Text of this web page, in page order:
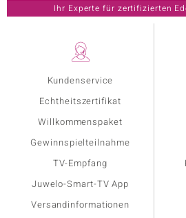
Kundenservice
Echtheitszertifikat
Willkommenspaket
Gewinnspielteilnahme
TV-Empfang
Juwelo-Smart-TV App
Versandinformationen
Ihr Experte für zertifizierten